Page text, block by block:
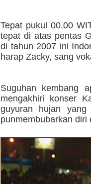
Tepat pukul 00.00
tepat di atas pentas
di tahun 2007 ini
harap Zacky, sang
Suguhan kembang
mengakhiri konser
guyuran hujan
punmembubarkan diri